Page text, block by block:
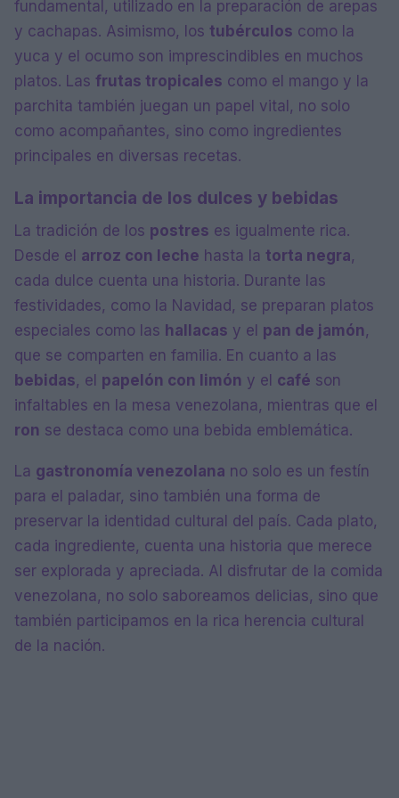
fundamental, utilizado en la preparación de arepas
y cachapas. Asimismo, los tubérculos como la
yuca y el ocumo son imprescindibles en muchos
platos. Las frutas tropicales como el mango y la
parchita también juegan un papel vital, no solo
como acompañantes, sino como ingredientes
principales en diversas recetas.
La importancia de los dulces y bebidas
La tradición de los postres es igualmente rica.
Desde el arroz con leche hasta la torta negra,
cada dulce cuenta una historia. Durante las
festividades, como la Navidad, se preparan platos
especiales como las hallacas y el pan de jamón,
que se comparten en familia. En cuanto a las
bebidas, el papelón con limón y el café son
infaltables en la mesa venezolana, mientras que el
ron se destaca como una bebida emblemática.
La gastronomía venezolana no solo es un festín
para el paladar, sino también una forma de
preservar la identidad cultural del país. Cada plato,
cada ingrediente, cuenta una historia que merece
ser explorada y apreciada. Al disfrutar de la comida
venezolana, no solo saboreamos delicias, sino que
también participamos en la rica herencia cultural
de la nación.